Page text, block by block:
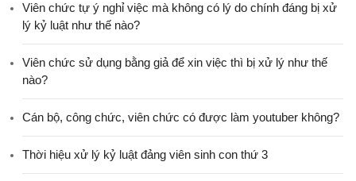
Viên chức tự ý nghỉ việc mà không có lý do chính đáng bị xử
lý kỷ luật như thế nào?
Viên chức sử dụng bằng giả để xin việc thì bị xử lý như thế
nào?
Cán bộ, công chức, viên chức có được làm youtuber không?
Thời hiệu xử lý kỷ luật đảng viên sinh con thứ 3